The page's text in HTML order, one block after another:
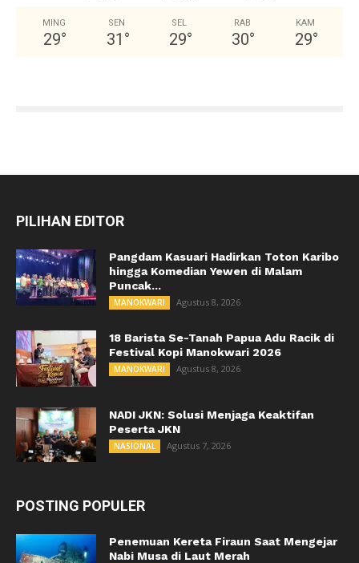
MING
29°
SEN
31 °
SEL
29°
RAB
30°
KAM
29°
PILIHAN EDITOR
Pangdam Kasuari Hadirkan Toton Karibo
hingga Komedian Yewen di Malam
Puncak...
MANOKWARI Agustus 8, 2026
18 Barista Se-Tanah Papua Adu Racik di
Festival Kopi Manokwari 2026
MANOKWARI Agustus 8, 2026
NADI JKN: Solusi Menjaga Keaktifan
Peserta JKN
NASIONAL Agustus 7, 2026
POSTING POPULER
Penemuan Kereta Firaun Saat Mengejar
Nabi Musa di Laut Merah